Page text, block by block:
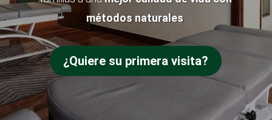
métodos naturales.
¿Quiere su primera visita?